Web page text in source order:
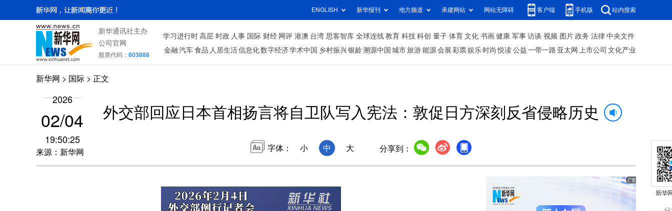
ENGLISH 新华报刊 地方频道 承建网站 网站无障碍 客户端 手机版 站内搜索
新华通讯社主办
公司官网
股票代码： 603888
学习进行时 高层 时政 人事 国际 财经 网评 港澳 台湾 思客智库 全球连线 教育 科技 科创 量子 体育 文化 书画 健康 军事 访谈 视频 图片 政务 法律 中央文件
金融 汽车 食品 人居生活信息化数字经济学术中国 乡村振兴银龄溯源中国 城市旅游 能源 会展 彩票娱乐 时尚 悦读 公益 一带一路 亚太网 上市公司 文化产业
新华网 > 国际 > 正文
2026
02/04
19:50:25
来源：新华网
外交部回应日本首相扬言将自卫队写入宪法：敦促日方深刻反省侵略历史
字体： 小 中 大 分享到：